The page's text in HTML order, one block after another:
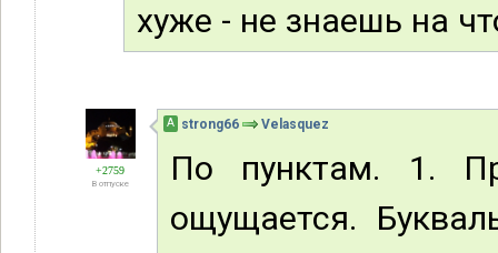
хуже - не знаешь на
+2759
В отпуске
А strong66 Velasquez
По пунктам. 1.
ощущается.